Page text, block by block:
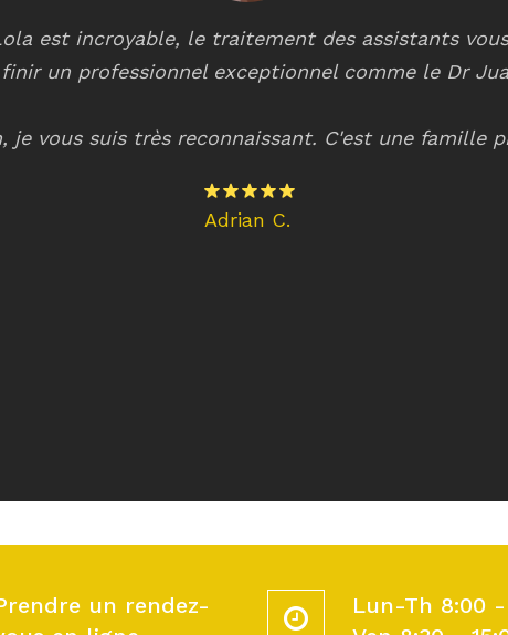
est incroyable, le traitement des assistants
un professionnel exceptionnel comme le Dr
je vous suis très reconnaissant. C'est une famille
Adrian C.
un rendez-
Lun-Th 8:00